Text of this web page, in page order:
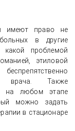
имеют право не
в другие
проблемой
этиловой
врача. Также
на любом этапе
можно задать
в стационаре